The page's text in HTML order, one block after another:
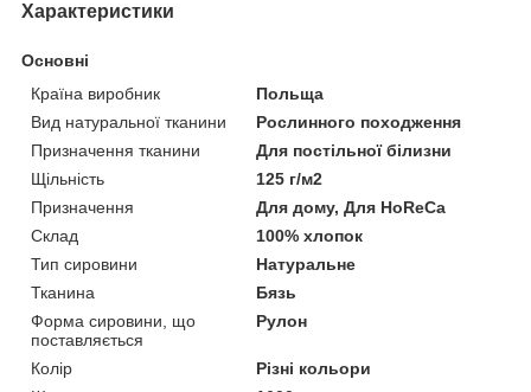
Характеристики
Основні
Країна виробник
Польща
Вид натуральної тканини
Рослинного походження
Призначення тканини
Для постільної білизни
Щільність
125 г/м2
Призначення
Для дому, Для HoReCa
Склад
100% хлопок
Тип сировини
Натуральне
Тканина
Бязь
Форма сировини, що
поставляється
Рулон
Колір
Різні кольори